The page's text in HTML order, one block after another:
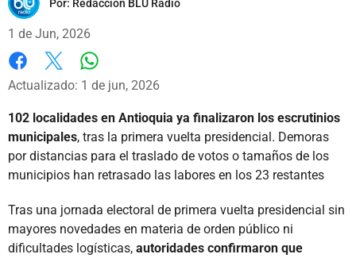
Por: Redacción BLU Radio
1 de Jun, 2026
Facebook
X
Actualizado: 1 de jun, 2026
102 localidades en Antioquia ya finalizaron los escrutinios
municipales, tras la primera vuelta presidencial. Demoras
por distancias para el traslado de votos o tamaños de los
municipios han retrasado las labores en los 23 restantes
Tras una jornada electoral de primera vuelta presidencial sin
mayores novedades en materia de orden público ni
dificultades logísticas, autoridades confirmaron que